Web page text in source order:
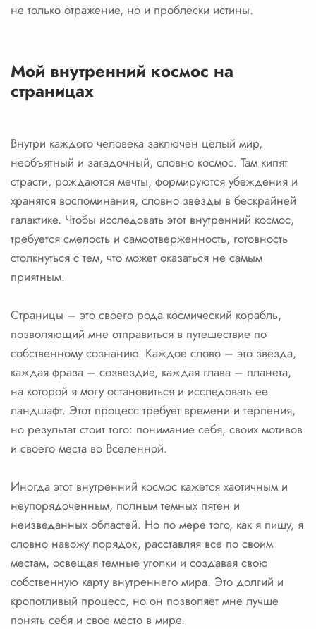
не только отражение, но и проблески истины.
Мой внутренний космос на
страницах
Внутри каждого человека заключен целый мир,
необъятный и загадочный, словно космос. Там кипят
страсти, рождаются мечты, формируются убеждения и
хранятся воспоминания, словно звезды в бескрайней
галактике. Чтобы исследовать этот внутренний космос,
требуется смелость и самоотверженность, готовность
столкнуться с тем, что может оказаться не самым
приятным.
Страницы – это своего рода космический корабль,
позволяющий мне отправиться в путешествие по
собственному сознанию. Каждое слово – это звезда,
каждая фраза – созвездие, каждая глава – планета,
на которой я могу остановиться и исследовать ее
ландшафт. Этот процесс требует времени и терпения,
но результат стоит того: понимание себя, своих мотивов
и своего места во Вселенной.
Иногда этот внутренний космос кажется хаотичным и
неупорядоченным, полным темных пятен и
неизведанных областей. Но по мере того, как я пишу, я
словно навожу порядок, расставляя все по своим
местам, освещая темные уголки и создавая свою
собственную карту внутреннего мира. Это долгий и
кропотливый процесс, но он позволяет мне лучше
понять себя и свое место в мире.